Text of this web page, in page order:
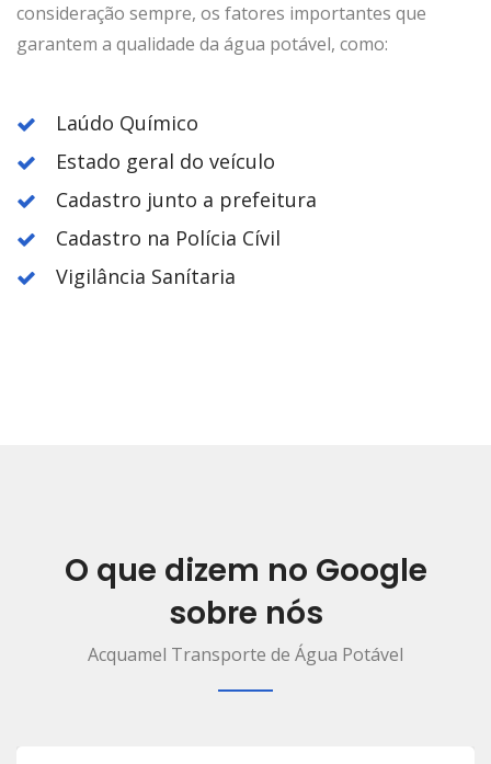
consideração sempre, os fatores importantes que
garantem a qualidade da água potável, como:
Laúdo Químico
Estado geral do veículo
Cadastro junto a prefeitura
Cadastro na Polícia Cívil
Vigilância Sanítaria
O que dizem no Google
sobre nós
Acquamel Transporte de Água Potável